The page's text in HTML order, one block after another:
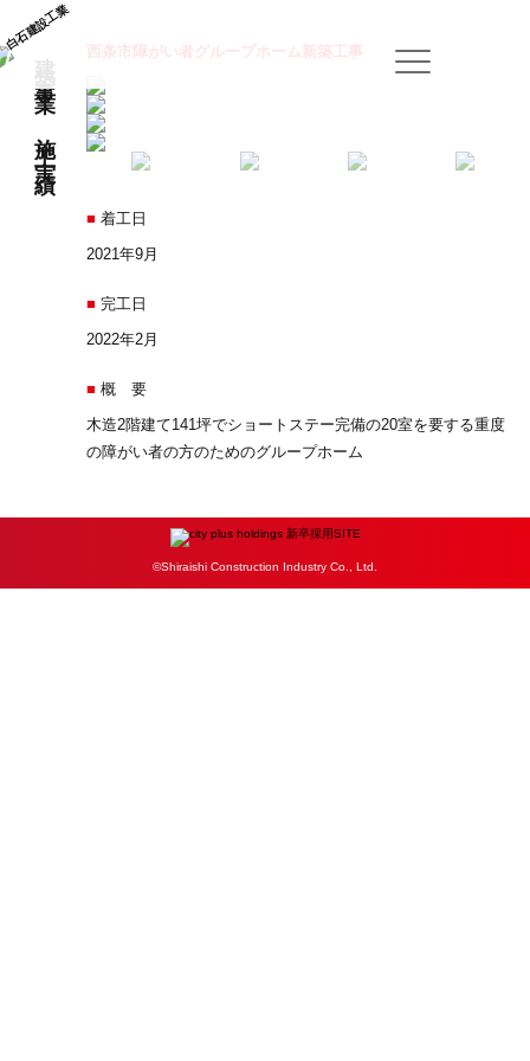
建築事業：施工実績 西条市障がい者グループホーム新築工事
■着工日
2021年9月
■完工日
2022年2月
■概 要
木造2階建て141坪でショートステー完備の20室を要する重度
の障がい者の方のためのグループホーム
©Shiraishi Construction Industry Co., Ltd.